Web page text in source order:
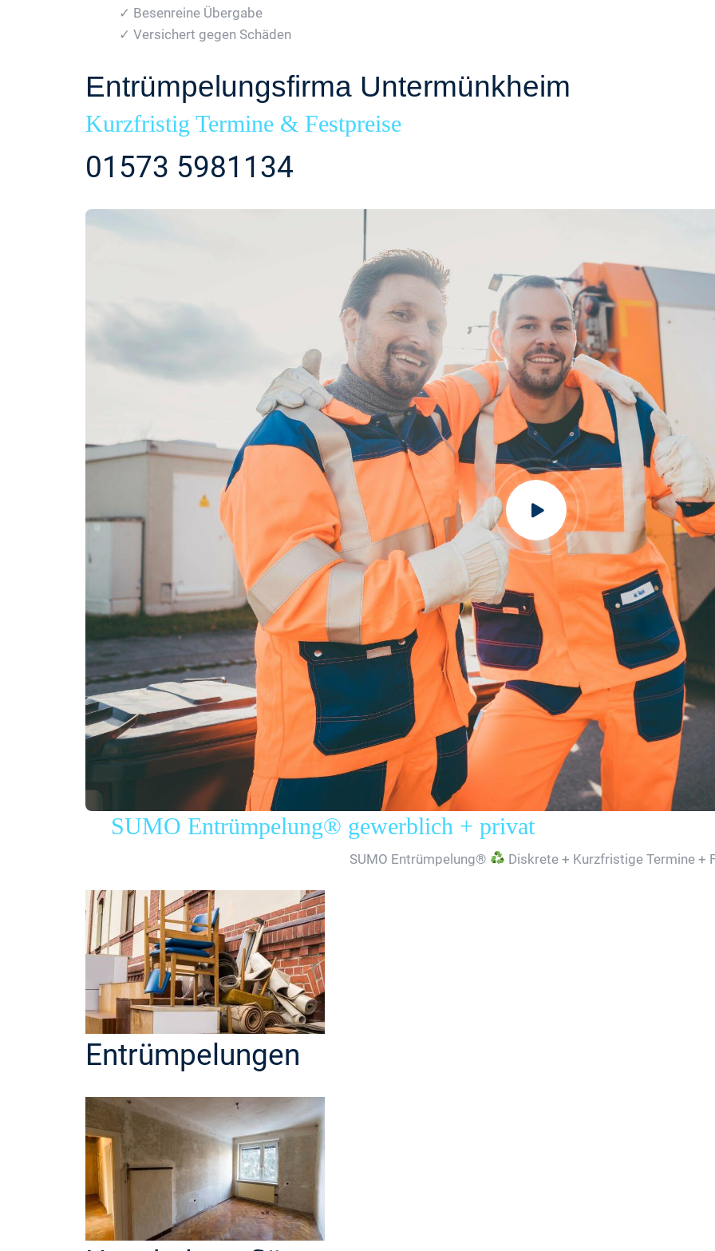
✓ Besenreine Übergabe
✓ Versichert gegen Schäden
Entrümpelungsfirma Untermünkheim
Kurzfristig Termine & Festpreise
01573 5981134
SUMO Entrümpelung® gewerblich + privat
SUMO Entrümpelung® Diskrete + Kurzfristige Termine +
Entrümpelungen